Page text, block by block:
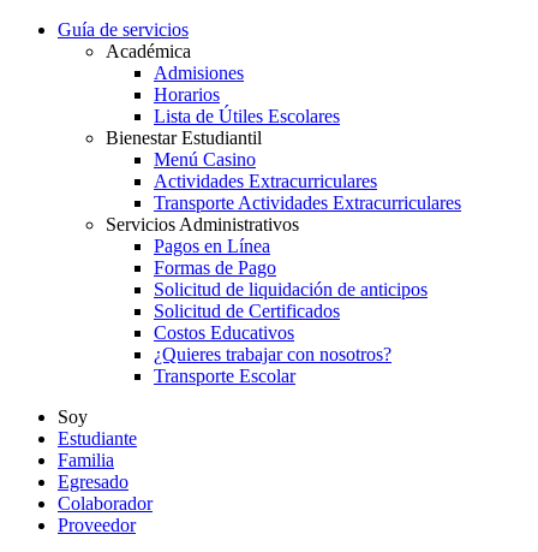
Guía de servicios
Académica
Admisiones
Horarios
Lista de Útiles Escolares
Bienestar Estudiantil
Menú Casino
Actividades Extracurriculares
Transporte Actividades Extracurriculares
Servicios Administrativos
Pagos en Línea
Formas de Pago
Solicitud de liquidación de anticipos
Solicitud de Certificados
Costos Educativos
¿Quieres trabajar con nosotros?
Transporte Escolar
Soy
Estudiante
Familia
Egresado
Colaborador
Proveedor